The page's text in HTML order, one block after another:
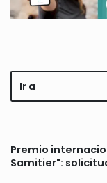
Ir a
Premio
Samitier":